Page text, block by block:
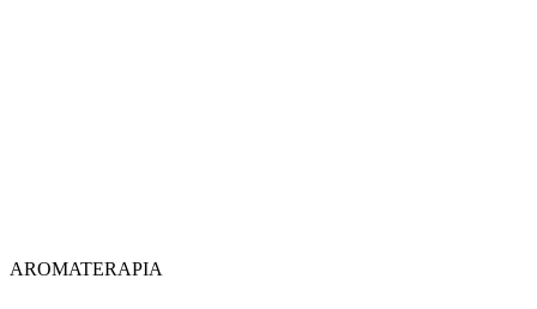
AROMATERAPIA